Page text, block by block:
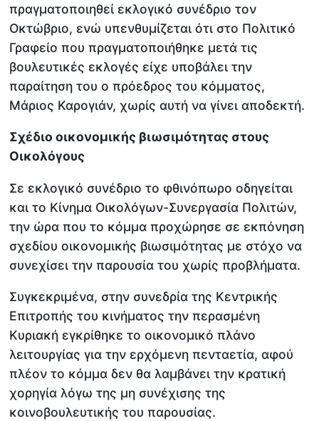
πραγματοποιηθεί εκλογικό συνέδριο τον
Οκτώβριο, ενώ υπενθυμίζεται ότι στο Πολιτικό
Γραφείο που πραγματοποιήθηκε μετά τις
βουλευτικές εκλογές είχε υποβάλει την
παραίτηση του ο πρόεδρος του κόμματος,
Μάριος Καρογιάν, χωρίς αυτή να γίνει αποδεκτή.
Σχέδιο οικονομικής βιωσιμότητας στους
Οικολόγους
Σε εκλογικό συνέδριο το φθινόπωρο οδηγείται
και το Κίνημα Οικολόγων-Συνεργασία Πολιτών,
την ώρα που το κόμμα προχώρησε σε εκπόνηση
σχεδίου οικονομικής βιωσιμότητας με στόχο να
συνεχίσει την παρουσία του χωρίς προβλήματα.
Συγκεκριμένα, στην συνεδρία της Κεντρικής
Επιτροπής του κινήματος την περασμένη
Κυριακή εγκρίθηκε το οικονομικό πλάνο
λειτουργίας για την ερχόμενη πενταετία, αφού
πλέον το κόμμα δεν θα λαμβάνει την κρατική
χορηγία λόγω της μη συνέχισης της
κοινοβουλευτικής του παρουσίας.